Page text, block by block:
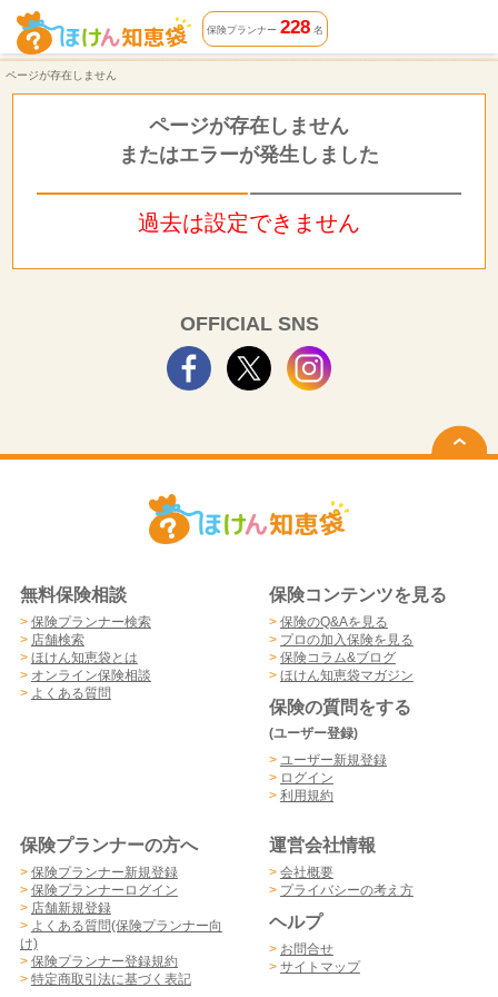
ページが存在しません | ほけん知恵袋
保険プランナー 228名
ページが存在しません
ページが存在しません
またはエラーが発生しました
過去は設定できません
OFFICIAL SNS
無料保険相談
> 保険プランナー検索
> 店舗検索
> ほけん知恵袋とは
> オンライン保険相談
> よくある質問
保険コンテンツを見る
> 保険のQ&Aを見る
> プロの加入保険を見る
> 保険コラム&ブログ
> ほけん知恵袋マガジン
保険の質問をする
(ユーザー登録)
> ユーザー新規登録
> ログイン
> 利用規約
保険プランナーの方へ
> 保険プランナー新規登録
> 保険プランナーログイン
> 店舗新規登録
> よくある質問(保険プランナー向
け)
> 保険プランナー登録規約
> 特定商取引法に基づく表記
運営会社情報
> 会社概要
> プライバシーの考え方
ヘルプ
> お問合せ
> サイトマップ